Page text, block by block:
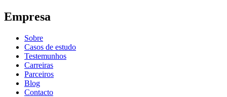
Empresa
Sobre
Casos de estudo
Testemunhos
Carreiras
Parceiros
Blog
Contacto